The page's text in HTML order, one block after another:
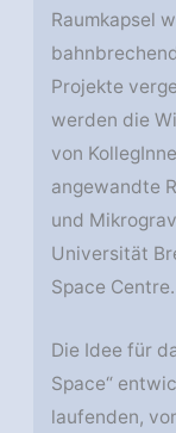
Raumkapsel
Projekte
werden die
von
angewandte
und
Universität
Space Centre.
Die Idee für
Space“
laufenden,